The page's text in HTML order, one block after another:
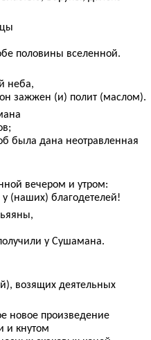
половины вселенной.
неба,
зажжен (и) полит (маслом).
была дана неотравленная
вечером и утром:
(наших) благодетелей!
у Сушамана.
возящих деятельных
новое произведение
и кнутом